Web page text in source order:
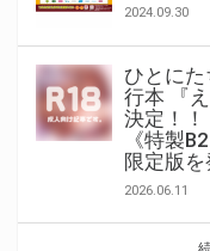
2024.09.30
ひとに
行本 『
決定！
《特製
限定版を
2026.06.11